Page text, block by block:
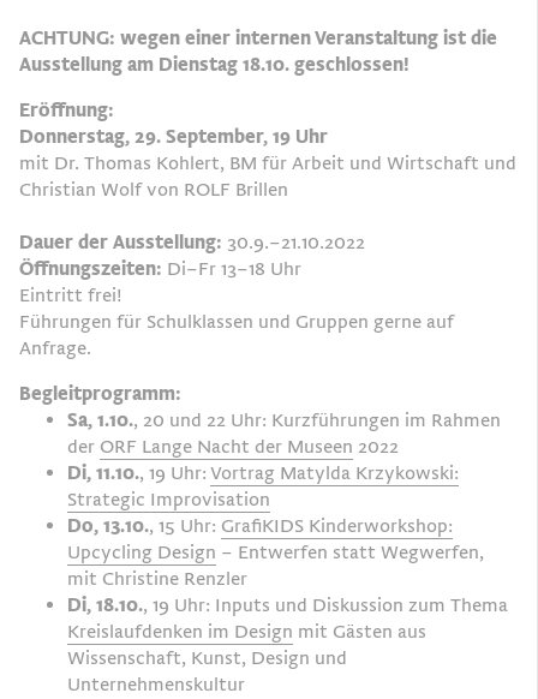
ACHTUNG: wegen einer internen Veranstaltung ist die
Ausstellung am Dienstag 18.10. geschlossen!
Eröffnung:
Donnerstag, 29. September, 19 Uhr
mit Dr. Thomas Kohlert, BM für Arbeit und Wirtschaft und
Christian Wolf von ROLF Brillen
Dauer der Ausstellung: 30.9.–21.10.2022
Öffnungszeiten: Di–Fr 13–18 Uhr
Eintritt frei!
Führungen für Schulklassen und Gruppen gerne auf
Anfrage.
Begleitprogramm:
Sa, 1.10., 20 und 22 Uhr: Kurzführungen im Rahmen
der ORF Lange Nacht der Museen 2022
Di, 11.10., 19 Uhr: Vortrag Matylda Krzykowski:
Strategic Improvisation
Do, 13.10., 15 Uhr: GrafiKIDS Kinderworkshop:
Upcycling Design – Entwerfen statt Wegwerfen,
mit Christine Renzler
Di, 18.10., 19 Uhr: Inputs und Diskussion zum Thema
Kreislaufdenken im Design mit Gästen aus
Wissenschaft, Kunst, Design und
Unternehmenskultur